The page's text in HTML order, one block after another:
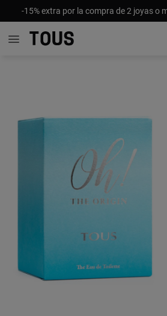
-15% extra por la compra de 2 joyas o